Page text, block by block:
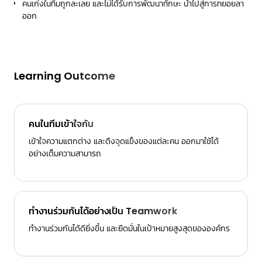
คนเก่งในทีมถูกละเลย และไม่ได้รับการพัฒนาทักษะ นำไปสู่การทยอยลา
ออก
Learning Outcome
คนในทีมเข้าใจกัน
เข้าใจความแตกต่าง และดึงจุดแข็งของแต่ละคน ออกมาใช้ได้
อย่างเต็มความสามารถ
ทำงานร่วมกันได้อย่างเป็น Teamwork
ทำงานร่วมกันได้ดียิ่งขึ้น และยึดมั่นในเป้าหมายสูงสุดขององค์กร